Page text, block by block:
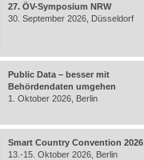
27. ÖV-Symposium NRW
30. September 2026, Düsseldorf
Public Data – besser mit
Behördendaten umgehen
1. Oktober 2026, Berlin
Smart Country Convention 2026
13.-15. Oktober 2026, Berlin